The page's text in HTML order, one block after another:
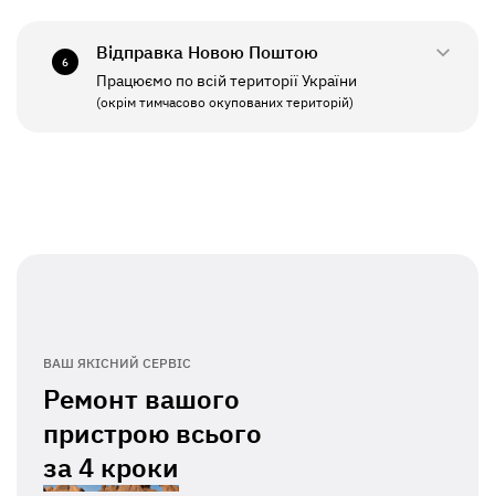
ПН - ПТ
СБ - НД
11:00 - 19:00
6 Відправка Новою Поштою
Працюємо по всій території України
(окрім тимчасово окупованих територій)
ВАШ ЯКІСНИЙ СЕРВІС
Ремонт вашого
пристрою всього
за4 кроки